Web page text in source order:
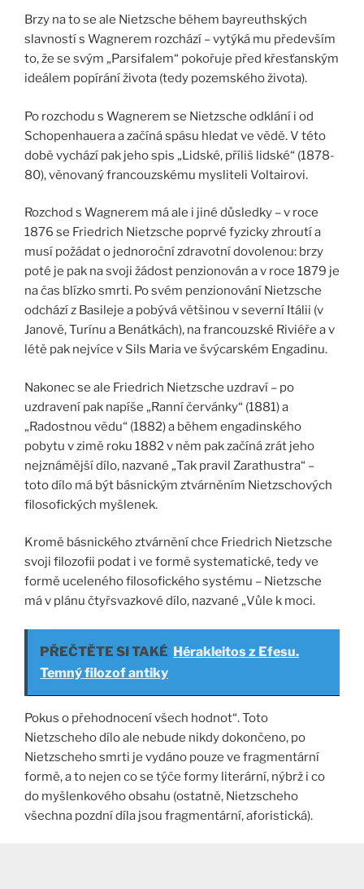
Brzy na to se ale Nietzsche během bayreuthských
slavností s Wagnerem rozchází – vytýká mu především
to, že se svým „Parsifalem“ pokořuje před křesťanským
ideálem popírání života (tedy pozemského života).
Po rozchodu s Wagnerem se Nietzsche odklání i od
Schopenhauera a začíná spásu hledat ve vědě. V této
době vychází pak jeho spis „Lidské, příliš lidské“ (1878-
80), věnovaný francouzskému mysliteli Voltairovi.
Rozchod s Wagnerem má ale i jiné důsledky – v roce
1876 se Friedrich Nietzsche poprvé fyzicky zhroutí a
musí požádat o jednoroční zdravotní dovolenou: brzy
poté je pak na svoji žádost penzionován a v roce 1879 je
na čas blízko smrti. Po svém penzionování Nietzsche
odchází z Basileje a pobývá většinou v severní Itálii (v
Janově, Turínu a Benátkách), na francouzské Riviéře a v
létě pak nejvíce v Sils Maria ve švýcarském Engadinu.
Nakonec se ale Friedrich Nietzsche uzdraví – po
uzdravení pak napíše „Ranní červánky“ (1881) a
„Radostnou vědu“ (1882) a během engadinského
pobytu v zimě roku 1882 v něm pak začíná zrát jeho
nejznámější dílo, nazvané „Tak pravil Zarathustra“ –
toto dílo má být básnickým ztvárněním Nietzschových
filosofických myšlenek.
Kromě básnického ztvárnění chce Friedrich Nietzsche
svoji filozofii podat i ve formě systematické, tedy ve
formě uceleného filosofického systému – Nietzsche
má v plánu čtyřsvazkové dílo, nazvané „Vůle k moci.
PŘEČTĚTE SI TAKÉ Hérakleitos z Efesu.
Temný filozof antiky
Pokus o přehodnocení všech hodnot“. Toto
Nietzscheho dílo ale nebude nikdy dokončeno, po
Nietzscheho smrti je vydáno pouze ve fragmentární
formě, a to nejen co se týče formy literární, nýbrž i co
do myšlenkového obsahu (ostatně, Nietzscheho
všechna pozdní díla jsou fragmentární, aforistická).